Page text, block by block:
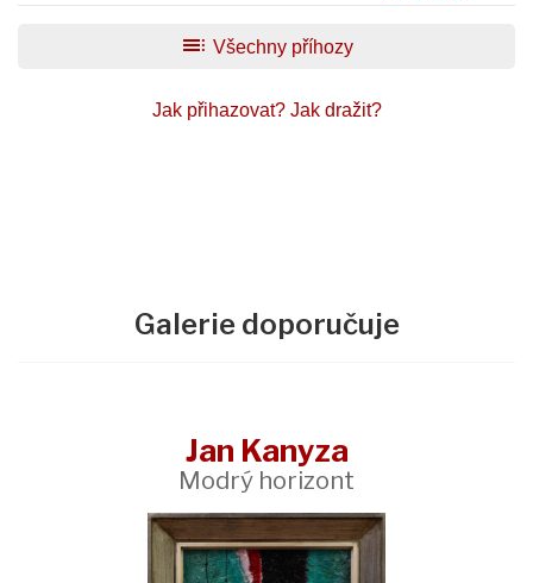
toc Všechny příhozy
Jak přihazovat? Jak dražit?
Galerie doporučuje
Jan Kanyza
Modrý horizont